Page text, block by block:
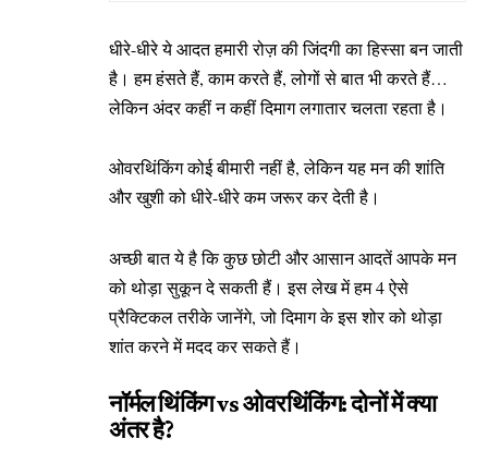
धीरे-धीरे ये आदत हमारी रोज़ की जिंदगी का हिस्सा बन जाती
है। हम हंसते हैं, काम करते हैं, लोगों से बात भी करते हैं…
लेकिन अंदर कहीं न कहीं दिमाग लगातार चलता रहता है।
ओवरथिंकिंग कोई बीमारी नहीं है, लेकिन यह मन की शांति
और खुशी को धीरे-धीरे कम जरूर कर देती है।
अच्छी बात ये है कि कुछ छोटी और आसान आदतें आपके मन
को थोड़ा सुकून दे सकती हैं। इस लेख में हम 4 ऐसे
प्रैक्टिकल तरीके जानेंगे, जो दिमाग के इस शोर को थोड़ा
शांत करने में मदद कर सकते हैं।
नॉर्मल थिंकिंग vs ओवरथिंकिंग: दोनों में क्या
अंतर है?